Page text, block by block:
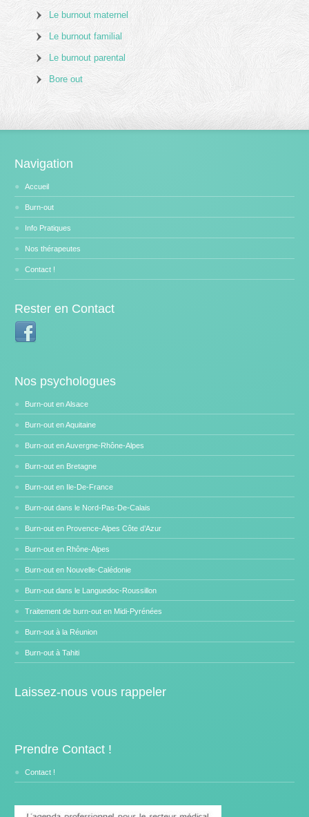
Le burnout maternel
Le burnout familial
Le burnout parental
Bore out
Navigation
Accueil
Burn-out
Info Pratiques
Nos thérapeutes
Contact !
Rester en Contact
Nos psychologues
Burn-out en Alsace
Burn-out en Aquitaine
Burn-out en Auvergne-Rhône-Alpes
Burn-out en Bretagne
Burn-out en Ile-De-France
Burn-out dans le Nord-Pas-De-Calais
Burn-out en Provence-Alpes Côte d’Azur
Burn-out en Rhône-Alpes
Burn-out en Nouvelle-Calédonie
Burn-out dans le Languedoc-Roussillon
Traitement de burn-out en Midi-Pyrénées
Burn-out à la Réunion
Burn-out à Tahiti
Laissez-nous vous rappeler
Prendre Contact !
Contact !